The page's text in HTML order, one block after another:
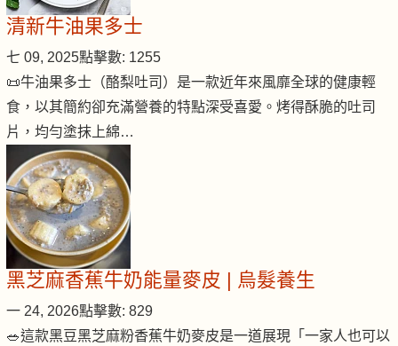
清新牛油果多士
七 09, 2025點擊數: 1255
📜牛油果多士（酪梨吐司）是一款近年來風靡全球的健康輕
食，以其簡約卻充滿營養的特點深受喜愛。烤得酥脆的吐司
片，均勻塗抹上綿…
黑芝麻香蕉牛奶能量麥皮 | 烏髮養生
一 24, 2026點擊數: 829
🥗這款黑豆黑芝麻粉香蕉牛奶麥皮是一道展現「一家人也可以